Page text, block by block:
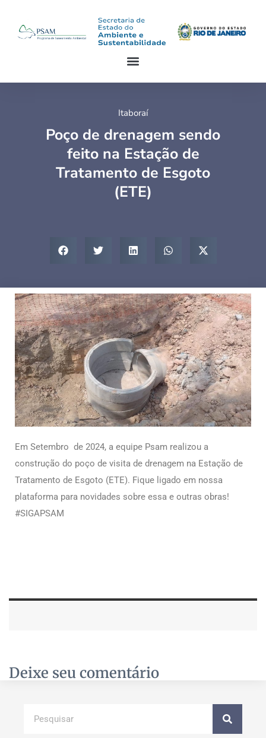
Itaboraí
Poço de drenagem sendo
feito na Estação de
Tratamento de Esgoto
(ETE)
Em Setembro de 2024, a equipe Psam realizou a
construção do poço de visita de drenagem na Estação de
Tratamento de Esgoto (ETE). Fique ligado em nossa
plataforma para novidades sobre essa e outras obras!
#SIGAPSAM
Deixe seu comentário